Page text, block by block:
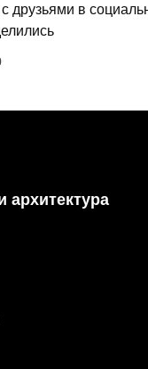
друзьями в
архитектура